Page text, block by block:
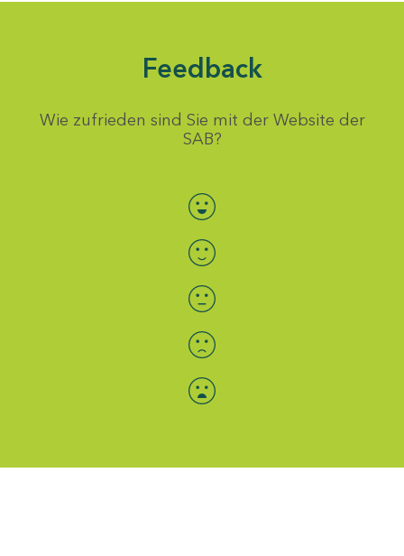
Feedback
Wie zufrieden sind Sie mit der Website der
SAB?
Bewertung auswählen